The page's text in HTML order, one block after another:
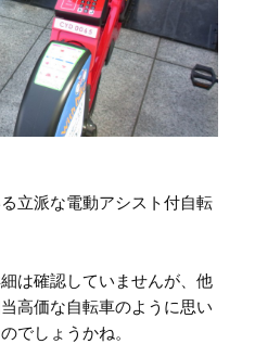
立派な電動アシスト付自転
は確認していませんが、他
高価な自転車のように思い
でしょうかね。